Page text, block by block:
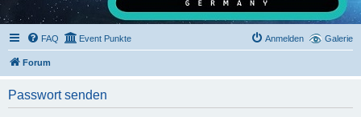
Galerie
FAQ Event Punkte Anmelden
Forum
Passwort senden